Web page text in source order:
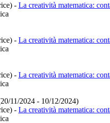
- La creatività matematica:
- La creatività matematica:
- La creatività matematica:
11/2024 - 10/12/2024)
- La creatività matematica: